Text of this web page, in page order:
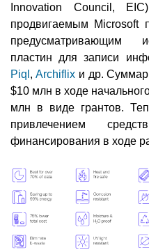
Innovation Council,
продвигаемым Microsoft
предусматривающим
пластин для записи
Piql , Archiflixи др.
$10 млн в ходе
млн в виде грантов.
привлечением
финансирования в ходе